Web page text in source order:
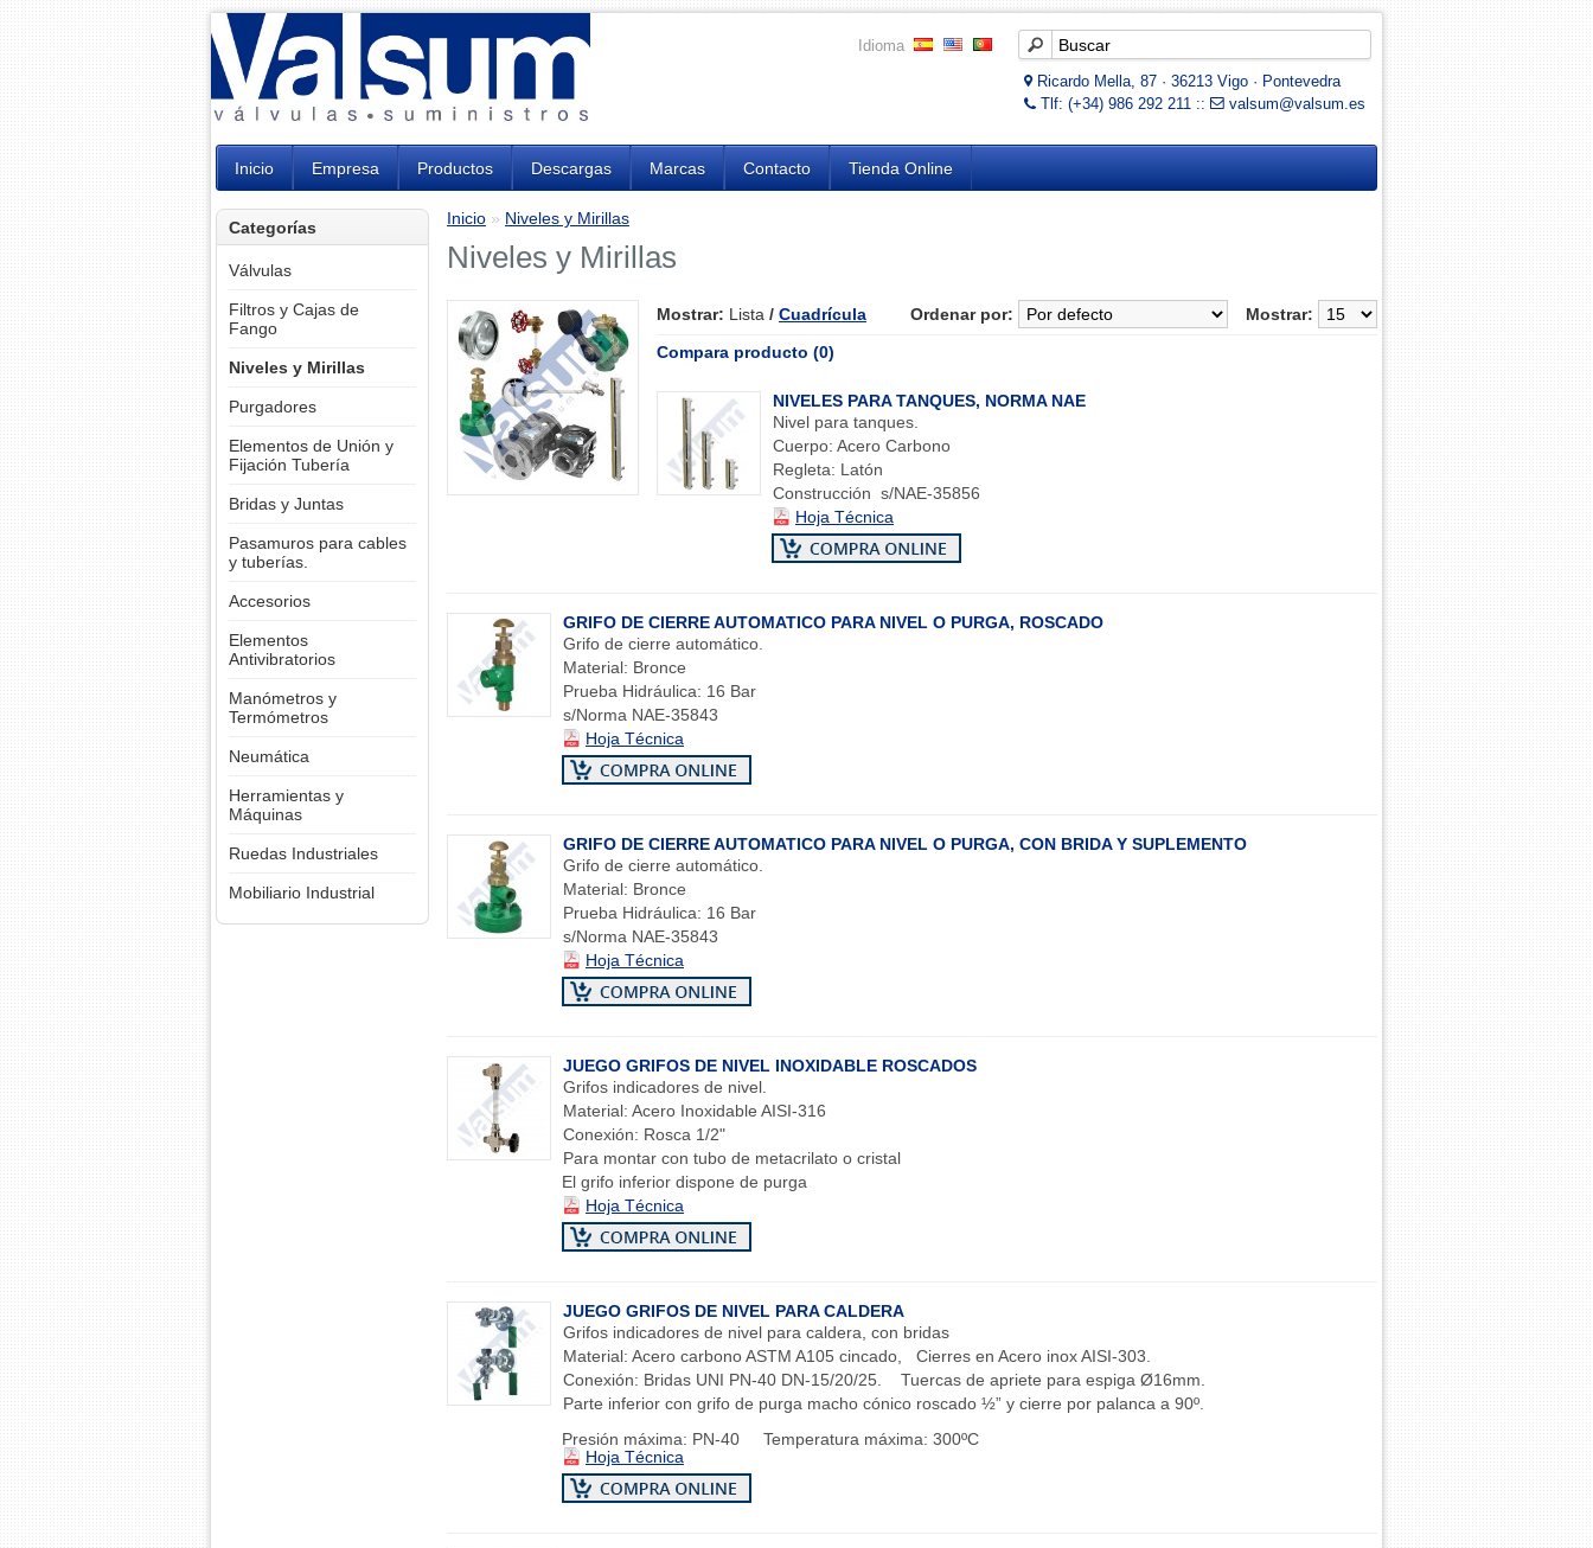
Idioma
Ricardo Mella, 87 · 36213 Vigo · Pontevedra
Tlf: (+34) 986 292 211 ::
valsum@valsum.es
Inicio Empresa Productos Descargas Marcas Contacto Tienda Online
Categorías
Válvulas
Filtros y Cajas de
Fango
Niveles y Mirillas
Purgadores
Elementos de Unión y
Fijación Tubería
Bridas y Juntas
Pasamuros para cables
y tuberías.
Accesorios
Elementos
Antivibratorios
Manómetros y
Termómetros
Neumática
Herramientas y
Máquinas
Ruedas Industriales
Mobiliario Industrial
Inicio » Niveles y Mirillas
Niveles y Mirillas
Mostrar: Lista / Cuadrícula Mostrar:
Ordenar por:
Compara producto (0)
NIVELES PARA TANQUES, NORMA NAE
Nivel para tanques.
Cuerpo: Acero Carbono
Regleta: Latón
Construcción s/NAE-35856
Hoja Técnica
GRIFO DE CIERRE AUTOMATICO PARA NIVEL O PURGA, ROSCADO
Grifo de cierre automático.
Material: Bronce
Prueba Hidráulica: 16 Bar
s/Norma NAE-35843
Hoja Técnica
GRIFO DE CIERRE AUTOMATICO PARA NIVEL O PURGA, CON BRIDA Y SUPLEMENTO
Grifo de cierre automático.
Material: Bronce
Prueba Hidráulica: 16 Bar
s/Norma NAE-35843
Hoja Técnica
JUEGO GRIFOS DE NIVEL INOXIDABLE ROSCADOS
Grifos indicadores de nivel.
Material: Acero Inoxidable AISI-316
Conexión: Rosca 1/2"
Para montar con tubo de metacrilato o cristal
El grifo inferior dispone de purga
Hoja Técnica
JUEGO GRIFOS DE NIVEL PARA CALDERA
Grifos indicadores de nivel para caldera, con bridas
Material: Acero carbono ASTM A105 cincado, Cierres en Acero inox AISI-303.
Conexión: Bridas UNI PN-40 DN-15/20/25. Tuercas de apriete para espiga Ø16mm.
Parte inferior con grifo de purga macho cónico roscado ½” y cierre por palanca a 90º.
Presión máxima: PN-40 Temperatura máxima: 300ºC
Hoja Técnica